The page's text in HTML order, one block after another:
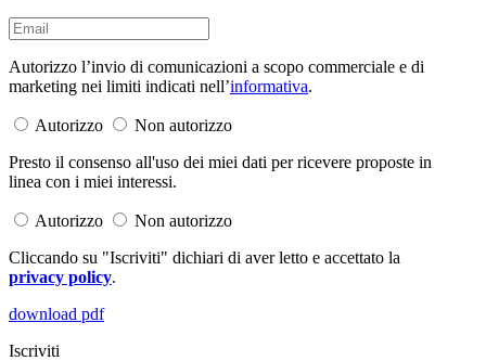
Autorizzo l’invio di comunicazioni a scopo commerciale e di
marketing nei limiti indicati nell’informativa.
Autorizzo
Non autorizzo
Presto il consenso all'uso dei miei dati per ricevere proposte in
linea con i miei interessi.
Autorizzo
Non autorizzo
Cliccando su "Iscriviti" dichiari di aver letto e accettato la
privacy policy.
download pdf
Iscriviti